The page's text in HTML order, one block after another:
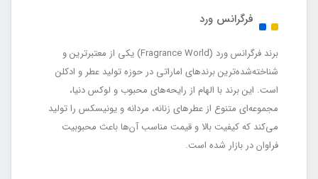
فرگرانس ورد
برند فرگرانس ورد (Fragrance World) یکی از معتبرترین و
شناخته‌شده‌ترین برندهای اماراتی در حوزه تولید عطر و ادکلن
است. این برند با الهام از رایحه‌های محبوب و لوکس دنیا،
مجموعه‌ای متنوع از عطرهای زنانه، مردانه و یونیسکس را تولید
می‌کند که کیفیت بالا و قیمت مناسب آن‌ها باعث محبوبیت
فراوان در بازار شده است.